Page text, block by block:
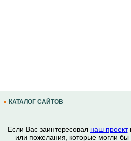
КАТАЛОГ САЙТОВ
Если Вас заинтересовал наш проект
или пожелания, которые могли бы